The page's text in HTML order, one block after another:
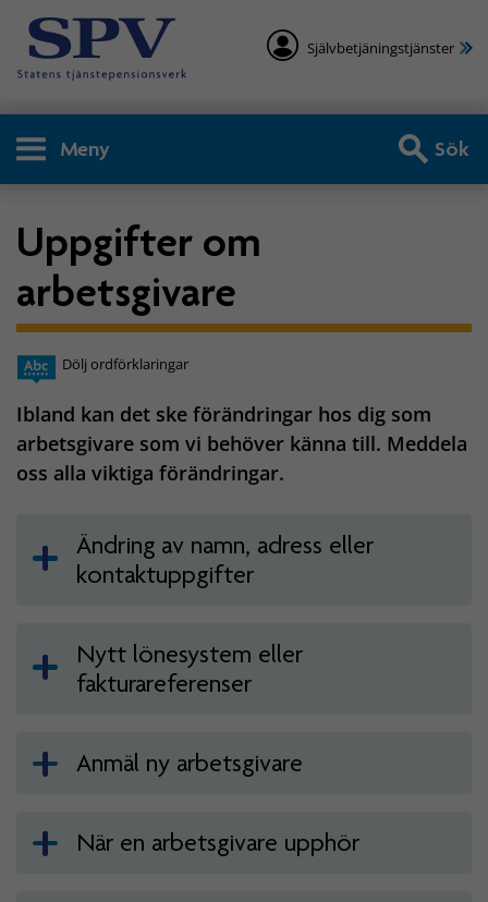
Självbetjäningstjänster
Meny Sök
Uppgifter om
arbetsgivare
Dölj ordförklaringar
Ibland kan det ske förändringar hos dig som
arbetsgivare som vi behöver känna till. Meddela
oss alla viktiga förändringar.
Ändring av namn, adress eller
kontaktuppgifter
Nytt lönesystem eller
fakturareferenser
Anmäl ny arbetsgivare
När en arbetsgivare upphör